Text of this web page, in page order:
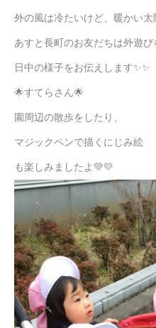
外の風は冷たいけど、暖かい
あすと長町のお友だちは外遊
日中の様子をお伝えします✨✨
🌟すてらさん🌟
園周辺の散歩をしたり、
マジックペンで描くにじみ絵
も楽しみましたよ💚💛